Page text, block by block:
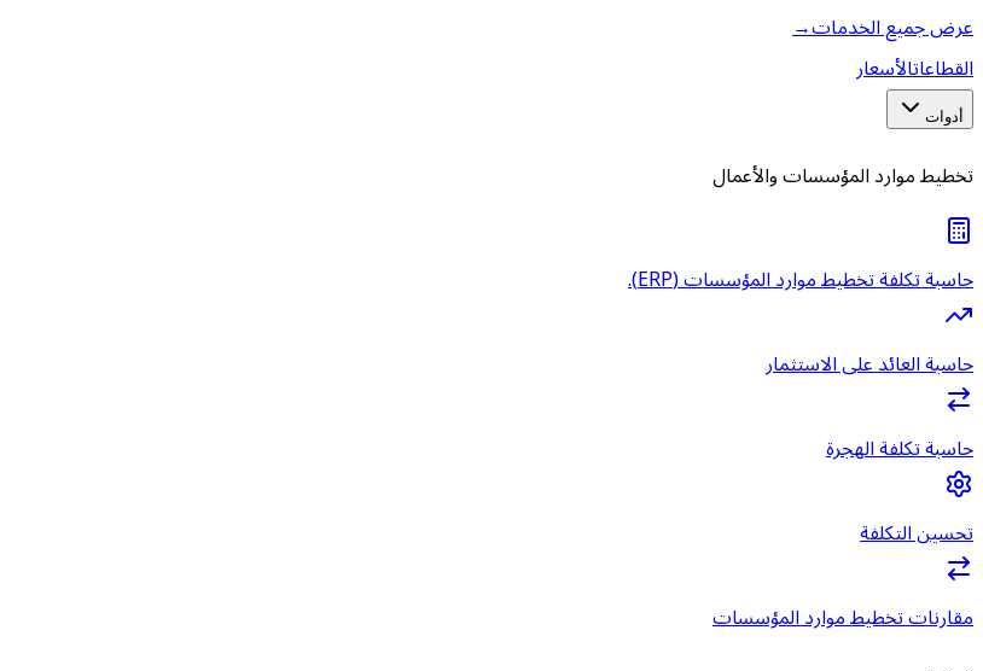
عرض جميع الخدمات→
القطاعاتالأسعار
أدوات
تخطيط موارد المؤسسات والأعمال
حاسبة تكلفة تخطيط موارد المؤسسات (ERP).
حاسبة العائد على الاستثمار
حاسبة تكلفة الهجرة
تحسين التكلفة
مقارنات تخطيط موارد المؤسسات